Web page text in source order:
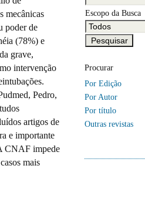
Escopo da Busca
Procurar
Por Edição
Por Autor
Por título
Outras revistas
mecânicas
poder de
(78%) e
grave,
intervenção
Pedro,
artigos de
e importante
CNAF impede
mais